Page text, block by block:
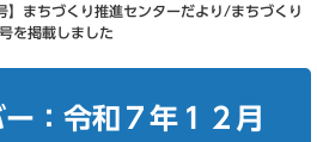
】まちづくり推進センターだより/まちづくり
を掲載しました
ー：令和７年１２月